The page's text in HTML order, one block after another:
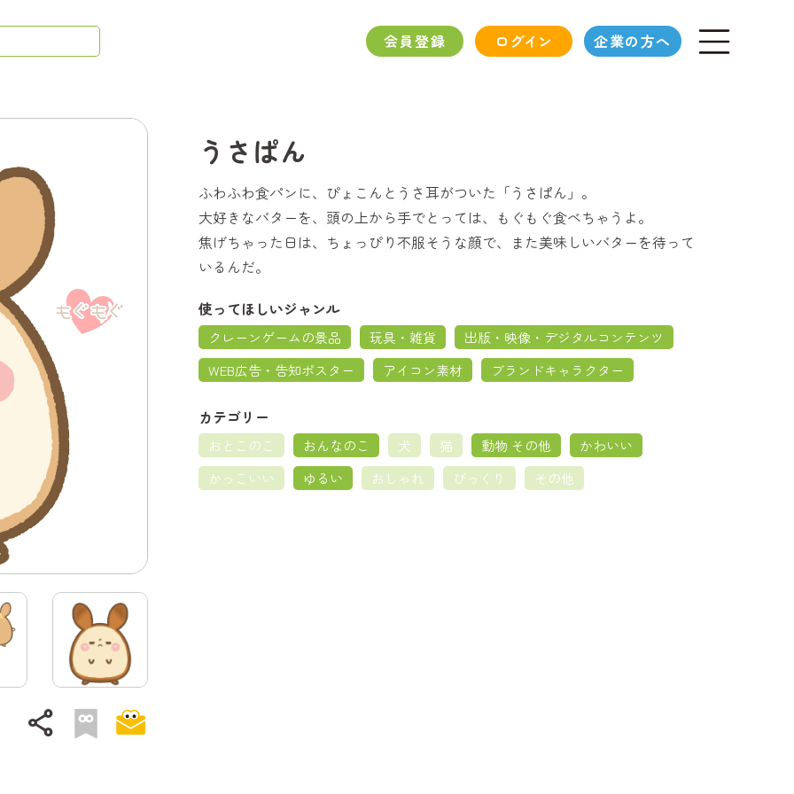
会員登録 ログイン 企業の方へ
share
うさぱん
ふわふわ食パンに、ぴょこんとうさ耳がついた「うさぱん」。
大好きなバターを、頭の上から手でとっては、もぐもぐ食べちゃうよ。
焦げちゃった日は、ちょっぴり不服そうな顔で、また美味しいバターを待って
いるんだ。
使ってほしいジャンル
クレーンゲームの景品 玩具・雑貨
出版・映像・デジタルコンテンツ
WEB広告・告知ポスター
アイコン素材 ブランドキャラクター
カテゴリー
おとこのこ おんなのこ 犬 猫 動物 その他
かわいい
かっこいい
ゆるい おしゃれ びっくり その他